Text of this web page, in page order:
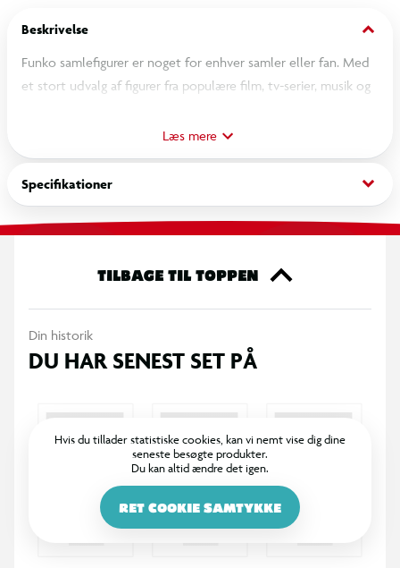
Beskrivelse keyboard_arrow_down
Funko samlefigurer er noget for enhver samler eller fan. Med
et stort udvalg af figurer fra populære film, tv-serier, musik og
din egen samling. Disse figurer er designet med
opmærksomhed på detaljer. Uanset om du vil vise dem frem i
dit hjem eller på dit kontor, vil de helt sikkert skabe
opmærksomhed. Så uanset om du samler på figurer fra Star
Wars, Marvel, The Office eller noget helt andet, så har Funko
ekstra til din samling eller til at give den perfekte gave til en
Læs mere
Specifikationer keyboard_arrow_down
TILBAGE TIL TOPPEN
Din historik
DU HAR SENEST SET PÅ
Hvis du tillader statistiske cookies, kan vi nemt vise dig dine
seneste besøgte produkter.
Du kan altid ændre det igen.
RET COOKIE SAMTYKKE